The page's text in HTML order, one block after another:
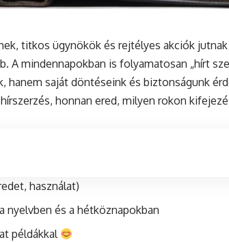
titkos ügynökök és rejtélyes akciók
A mindennapokban is folyamatosan „hírt
hanem saját döntéseink és biztonságunk
honnan ered, milyen rokon
használat)
nyelvben és a hétköznapokban
példákkal